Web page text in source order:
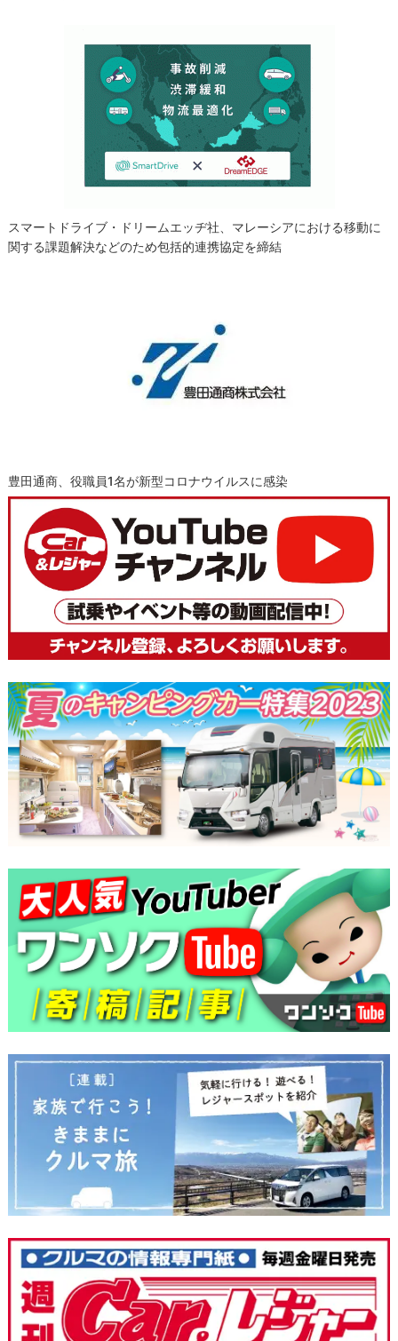
スマートドライブ・ドリームエッヂ社、マレーシアにおける移動に
関する課題解決などのため包括的連携協定を締結
豊田通商、役職員1名が新型コロナウイルスに感染